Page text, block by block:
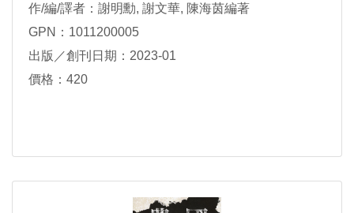
作/編/譯者：謝明勳, 謝文華, 陳海茵編著
GPN：1011200005
出版／創刊日期：2023-01
價格：420